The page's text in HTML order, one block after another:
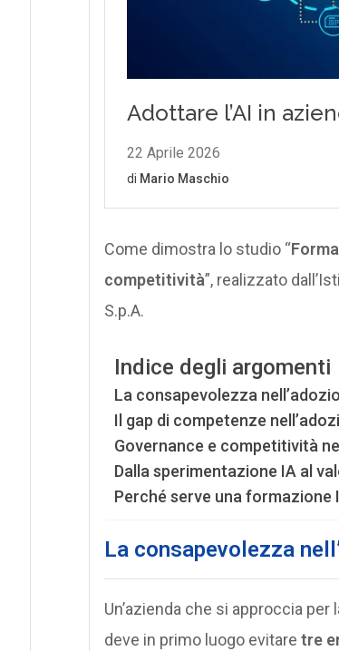
Come dimostra lo studio “
competitività”, realizzato
S.p.A.
Indice degli argomenti
La consapevolezza
Il gap di competenze
Governance e competitività
Dalla sperimentazione IA al
Perché serve una formazione
La consapevolezza
Un’azienda che si approccia
deve in primo luogo evitare tre